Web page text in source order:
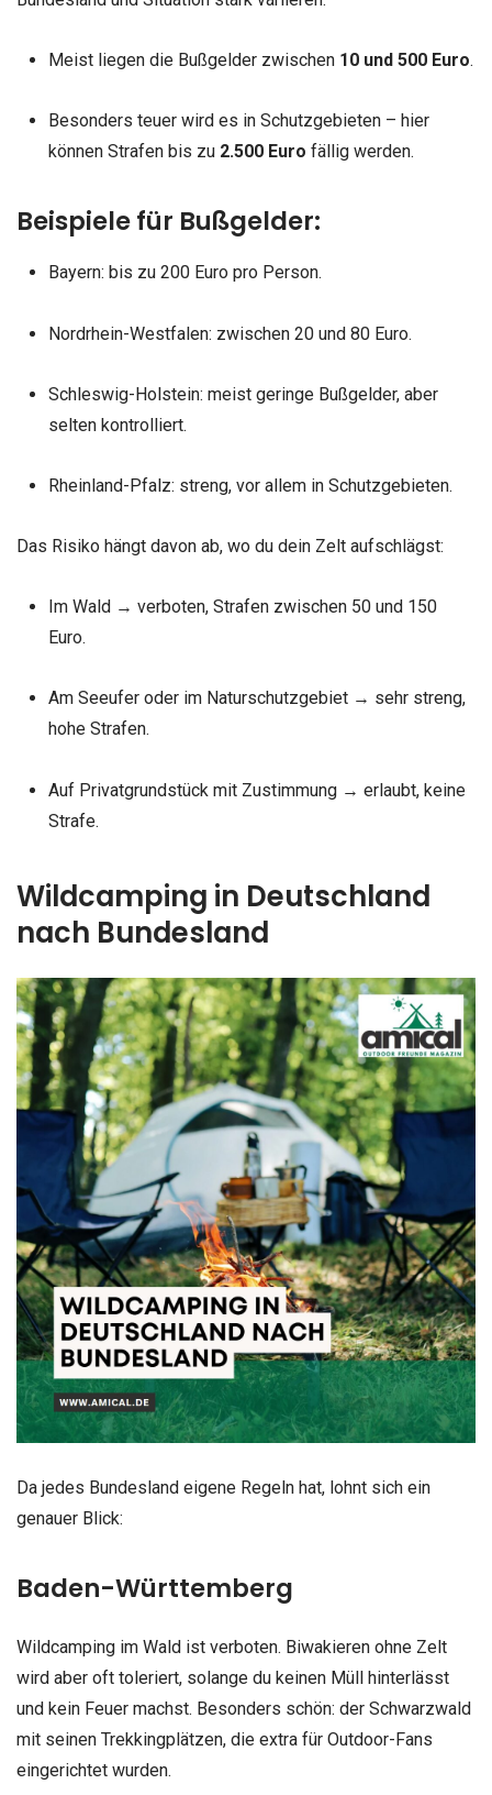
Meist liegen die Bußgelder zwischen 10 und 500 Euro.
Besonders teuer wird es in Schutzgebieten – hier
können Strafen bis zu 2.500 Euro fällig werden.
Beispiele für Bußgelder:
Bayern: bis zu 200 Euro pro Person.
Nordrhein-Westfalen: zwischen 20 und 80 Euro.
Schleswig-Holstein: meist geringe Bußgelder, aber
selten kontrolliert.
Rheinland-Pfalz: streng, vor allem in Schutzgebieten.
Das Risiko hängt davon ab, wo du dein Zelt aufschlägst:
Im Wald → verboten, Strafen zwischen 50 und 150
Euro.
Am Seeufer oder im Naturschutzgebiet → sehr streng,
hohe Strafen.
Auf Privatgrundstück mit Zustimmung → erlaubt, keine
Strafe.
Wildcamping in Deutschland
nach Bundesland
Da jedes Bundesland eigene Regeln hat, lohnt sich ein
genauer Blick:
Baden-Württemberg
Wildcamping im Wald ist verboten. Biwakieren ohne Zelt
wird aber oft toleriert, solange du keinen Müll hinterlässt
und kein Feuer machst. Besonders schön: der Schwarzwald
mit seinen Trekkingplätzen, die extra für Outdoor-Fans
eingerichtet wurden.